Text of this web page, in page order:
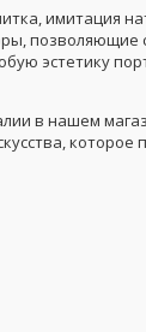
имитация
позволяющие
эстетику
в нашем
которое